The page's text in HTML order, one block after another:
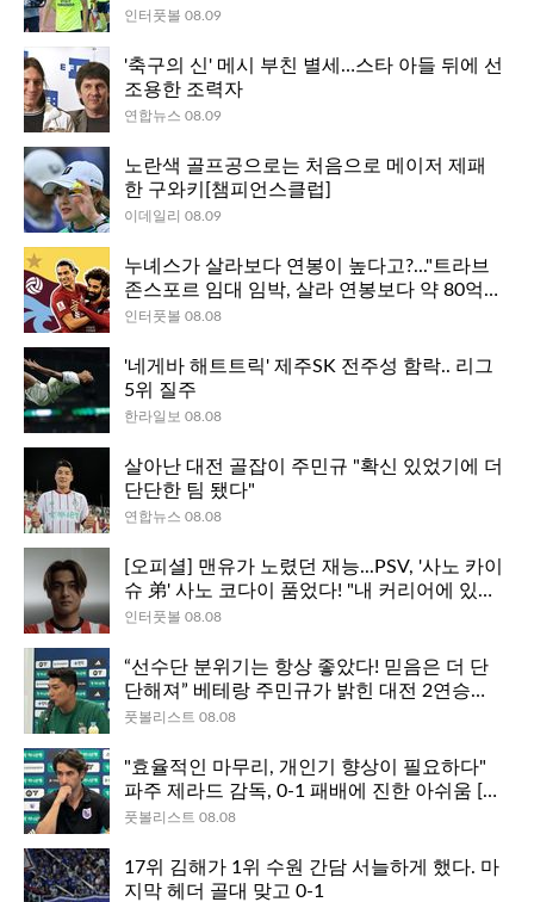
인터풋볼 08.09
'축구의 신' 메시 부친 별세…스타 아들 뒤에 선
조용한 조력자
연합뉴스 08.09
노란색 골프공으로는 처음으로 메이저 제패
한 구와키[챔피언스클럽]
이데일리 08.09
누녜스가 살라보다 연봉이 높다고?..."트라브
존스포르 임대 임박, 살라 연봉보다 약 80억
높아"
인터풋볼 08.08
'네게바 해트트릭' 제주SK 전주성 함락.. 리그
5위 질주
한라일보 08.08
살아난 대전 골잡이 주민규 "확신 있었기에 더
단단한 팀 됐다"
연합뉴스 08.08
[오피셜] 맨유가 노렸던 재능...PSV, '사노 카이
슈 弟' 사노 코다이 품었다! "내 커리어에 있어
서 이상적인 다음 단계"
인터풋볼 08.08
“선수단 분위기는 항상 좋았다! 믿음은 더 단
단해져” 베테랑 주민규가 밝힌 대전 2연승의
의미 [케터뷰]
풋볼리스트 08.08
"효율적인 마무리, 개인기 향상이 필요하다"
파주 제라드 감독, 0-1 패배에 진한 아쉬움 [케
터뷰]
풋볼리스트 08.08
17위 김해가 1위 수원 간담 서늘하게 했다. 마
지막 헤더 골대 맞고 0-1